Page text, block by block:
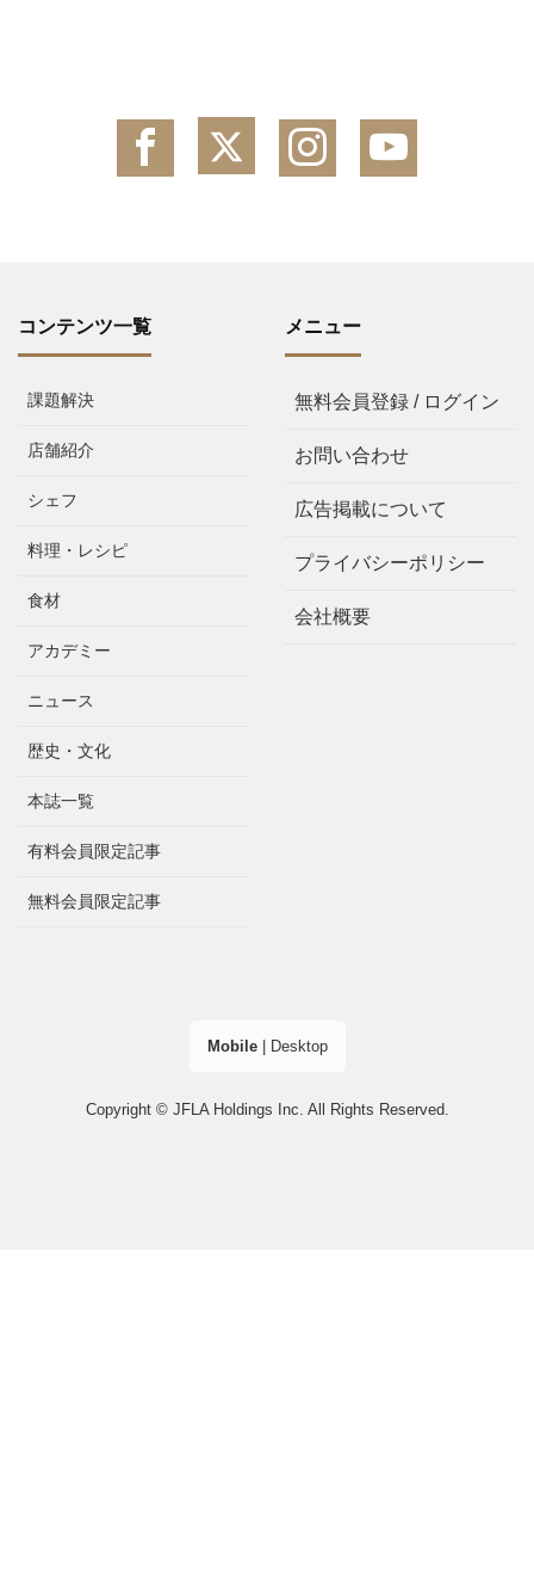
コンテンツ一覧
課題解決
店舗紹介
シェフ
料理・レシピ
食材
アカデミー
ニュース
歴史・文化
本誌一覧
有料会員限定記事
無料会員限定記事
メニュー
無料会員登録 / ログイン
お問い合わせ
広告掲載について
プライバシーポリシー
会社概要
Mobile| Desktop
Copyright © JFLA Holdings Inc. All Rights Reserved.